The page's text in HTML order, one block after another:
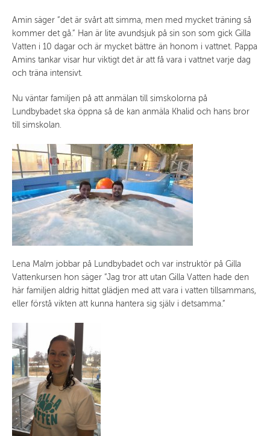
Amin säger ”det är svårt att simma, men med mycket träning så
kommer det gå.” Han är lite avundsjuk på sin son som gick Gilla
Vatten i 10 dagar och är mycket bättre än honom i vattnet. Pappa
Amins tankar visar hur viktigt det är att få vara i vattnet varje dag
och träna intensivt.
Nu väntar familjen på att anmälan till simskolorna på
Lundbybadet ska öppna så de kan anmäla Khalid och hans bror
till simskolan.
Lena Malm jobbar på Lundbybadet och var instruktör på Gilla
Vattenkursen hon säger ”Jag tror att utan Gilla Vatten hade den
här familjen aldrig hittat glädjen med att vara i vatten tillsammans,
eller förstå vikten att kunna hantera sig själv i detsamma.”